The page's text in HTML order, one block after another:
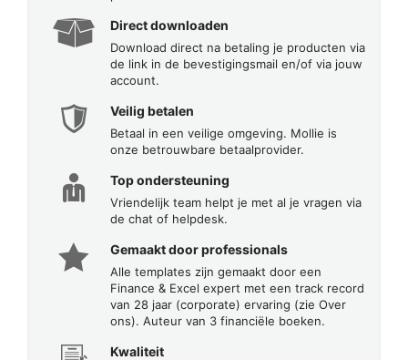
Direct downloaden
Download direct na betaling je producten via
de link in de bevestigingsmail en/of via jouw
account.
Veilig betalen
Betaal in een veilige omgeving. Mollie is
onze betrouwbare betaalprovider.
Top ondersteuning
Vriendelijk team helpt je met al je vragen via
de chat of helpdesk.
Gemaakt door professionals
Alle templates zijn gemaakt door een
Finance & Excel expert met een track record
van 28 jaar (corporate) ervaring (zie Over
ons). Auteur van 3 financiële boeken.
Kwaliteit